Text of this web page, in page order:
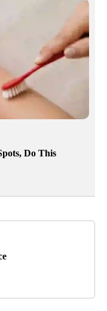
Do This